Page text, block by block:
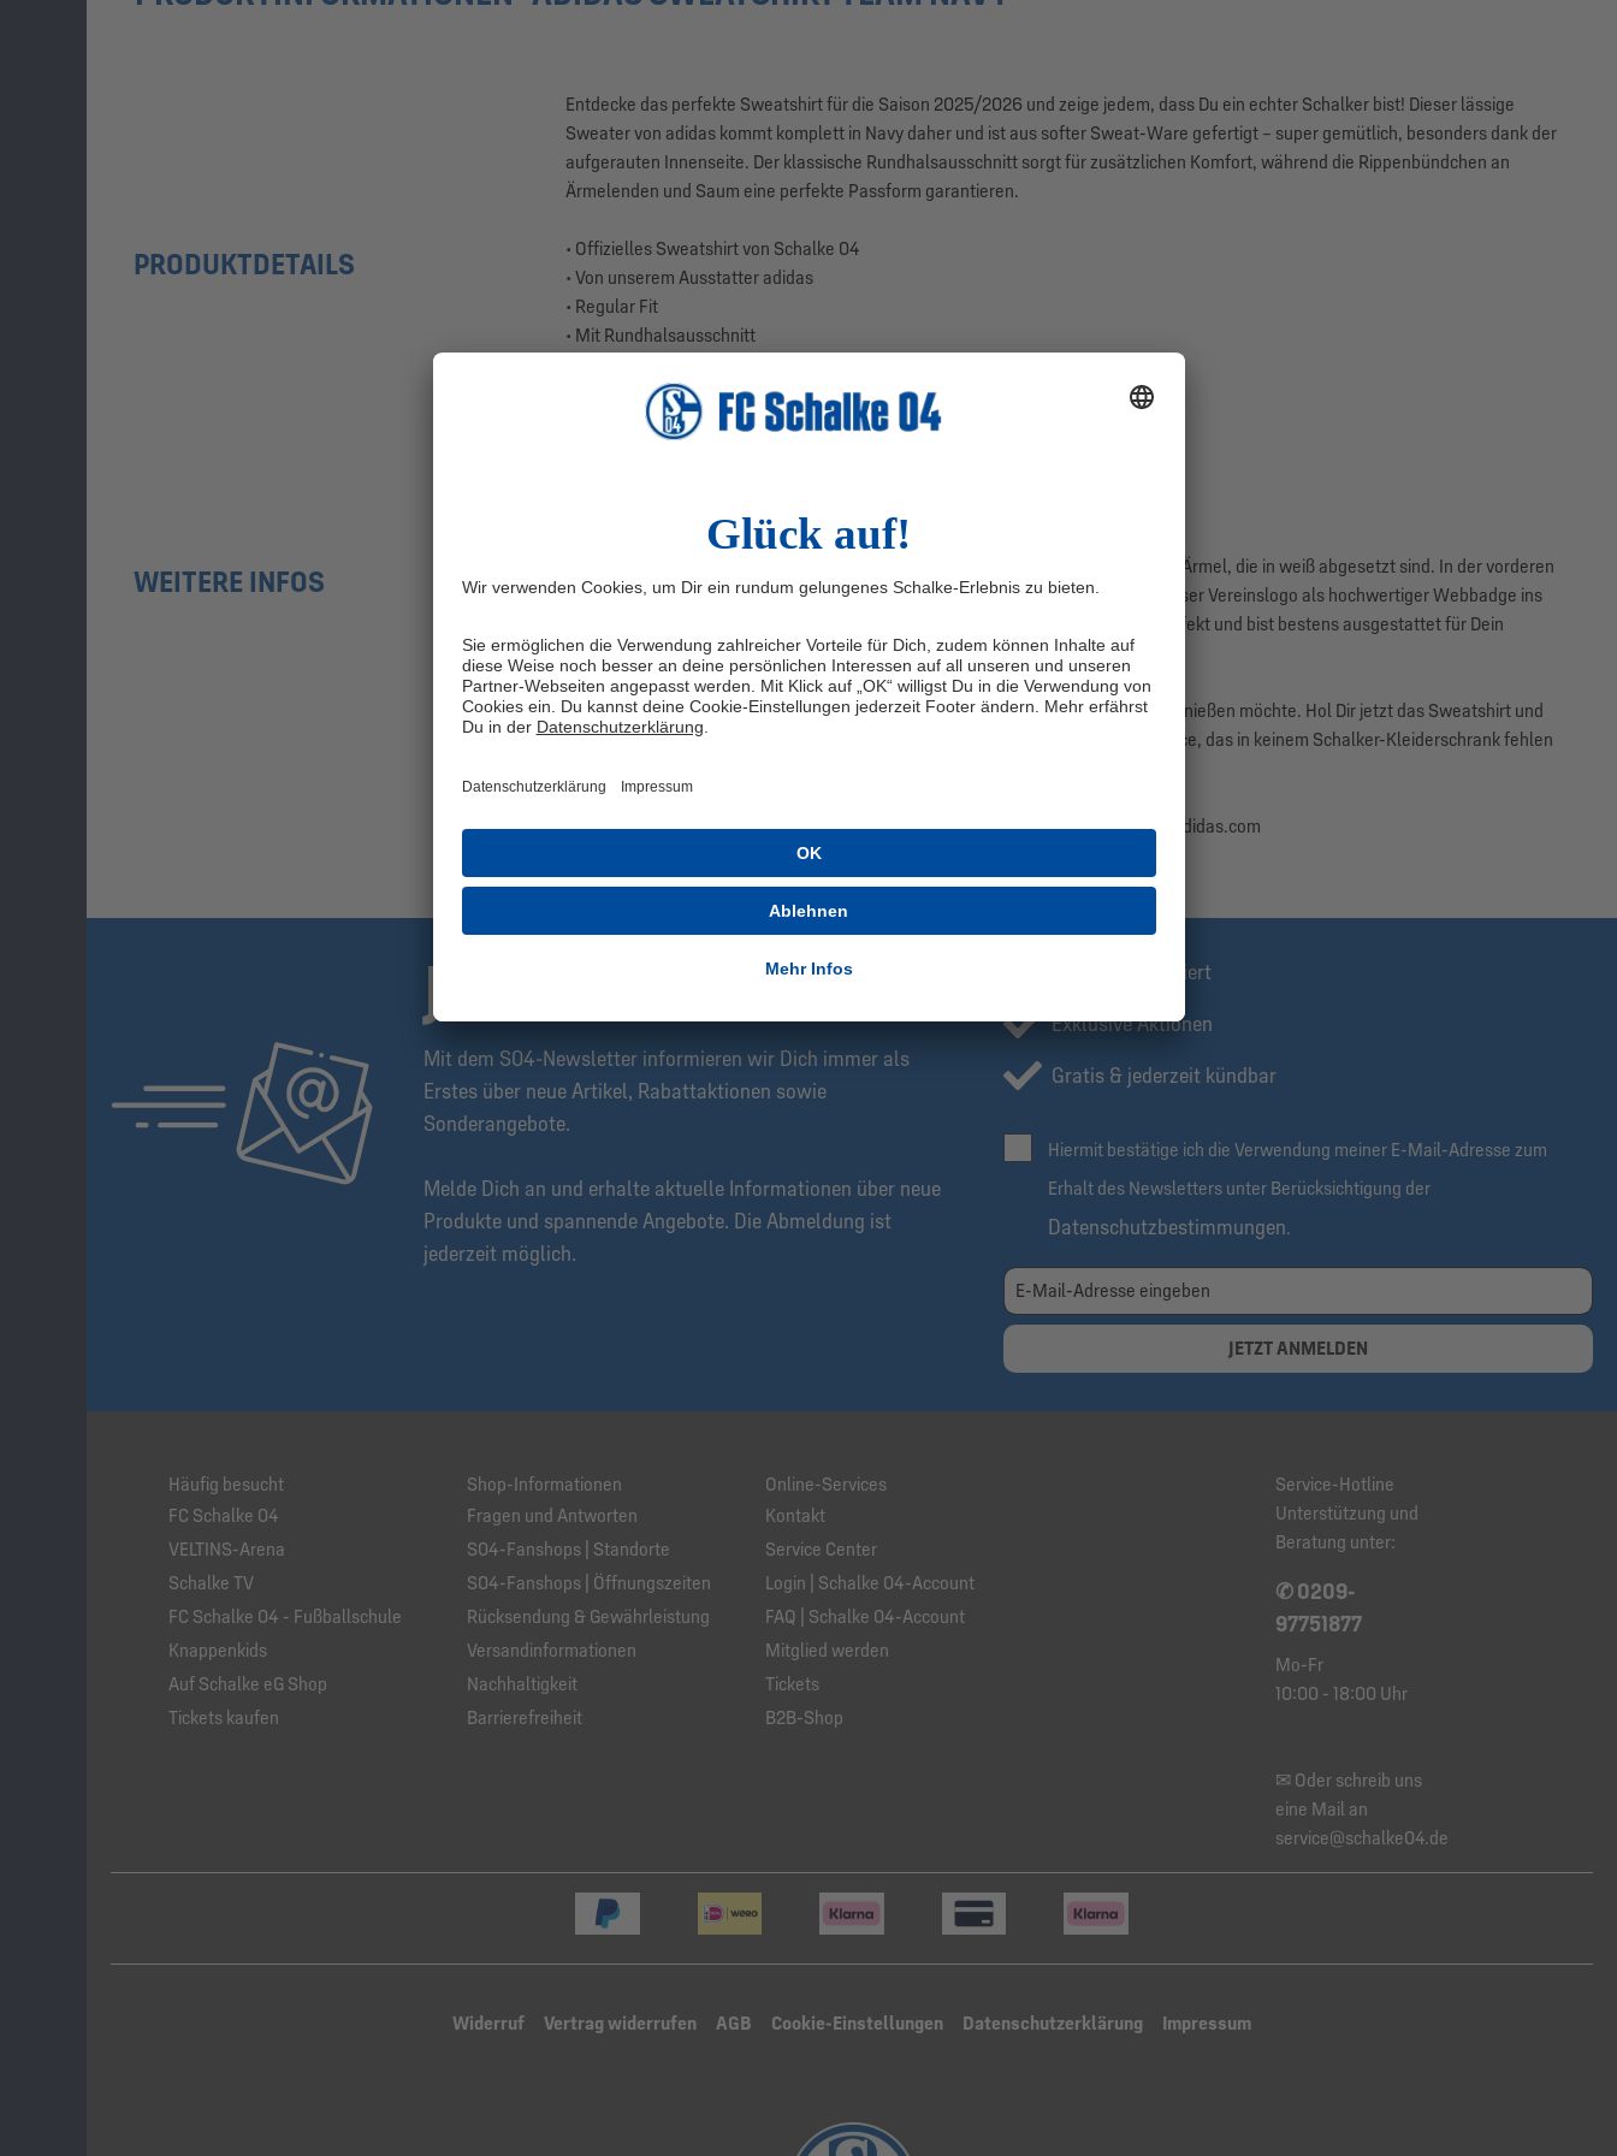
Entdecke das perfekte Sweatshirt für die Saison 2025/2026 und zeige jedem, dass Du ein echter Schalker bist! Dieser lässige
Sweater von adidas kommt komplett in Navy daher und ist aus softer Sweat-Ware gefertigt – super gemütlich, besonders dank der
aufgerauten Innenseite. Der klassische Rundhalsausschnitt sorgt für zusätzlichen Komfort, während die Rippenbündchen an
Ärmelenden und Saum eine perfekte Passform garantieren.
PRODUKTDETAILS
• Offizielles Sweatshirt von Schalke 04
• Von unserem Ausstatter adidas
• Regular Fit
• Mit Rundhalsausschnitt
• Weiße adidas Streifen entlang der Arme
• Kuschelig aufgeraute Innenseite
WEITERE INFOS
Sportliche Akzente setzt der Sweater mit den breiten adidas Streifen entlang der Ärmel, die in weiß abgesetzt sind. In der vorderen
Mitte findest Du das adidas Logo als eleganten Stick und direkt darunter sticht unser Vereinslogo als hochwertiger Webbadge ins
Auge. Mit diesem Sweatshirt ergänzt Du Deinen königsblauen Kleiderschrank perfekt und bist bestens ausgestattet für Dein
nächstes Stadionerlebnis.
Ein Muss für jeden Fan, der seine Leidenschaft zeigen und dabei lässigen Style genießen möchte. Hol Dir jetzt das Sweatshirt und
erlebe, wie es Deinen Look auf das nächste Level hebt. Ein echtes Statement-Piece, das in keinem Schalker-Kleiderschrank fehlen
Herstellerangaben: adidas AG, Adi-Dassler-Str. 1, 91074 Herzogenaurach, info@adidas.com
JETZT ANMELDEN!
Mit dem S04-Newsletter informieren wir Dich immer als
Erstes über neue Artikel, Rabattaktionen sowie
Sonderangebote.
Melde Dich an und erhalte aktuelle Informationen über neue
Produkte und spannende Angebote. Die Abmeldung ist
jederzeit möglich.
Bestens informiert
Exklusive Aktionen
Gratis & jederzeit kündbar
Hiermit bestätige ich die Verwendung meiner E-Mail-Adresse zum
Erhalt des Newsletters unter Berücksichtigung der
Datenschutzbestimmungen.
JETZT ANMELDEN
Häufig besucht
FC Schalke 04
VELTINS-Arena
Schalke TV
FC Schalke 04 - Fußballschule
Knappenkids
Auf Schalke eG Shop
Tickets kaufen
Shop-Informationen
Fragen und Antworten
S04-Fanshops | Standorte
S04-Fanshops | Öffnungszeiten
Rücksendung & Gewährleistung
Versandinformationen
Nachhaltigkeit
Barrierefreiheit
Online-Services
Kontakt
Service Center
Login | Schalke 04-Account
FAQ | Schalke 04-Account
Mitglied werden
Tickets
B2B-Shop
Service-Hotline
Unterstützung und
Beratung unter:
✆ 0209-
97751877
Mo-Fr
10:00 - 18:00 Uhr
✉ Oder schreib uns
eine Mail an
service@schalke04.de
Widerruf Vertrag widerrufen AGB Cookie-Einstellungen Datenschutzerklärung Impressum